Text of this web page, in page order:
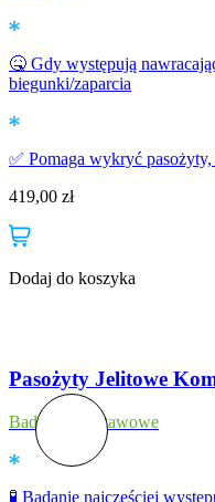
🤒 Gdy występują
biegunki/zaparcia
✅ Pomaga wykryć
419,00 zł
Dodaj do koszyka
Pasożyty Jelitowe
Badanie podstawowe
🧪 Badanie najczęściej